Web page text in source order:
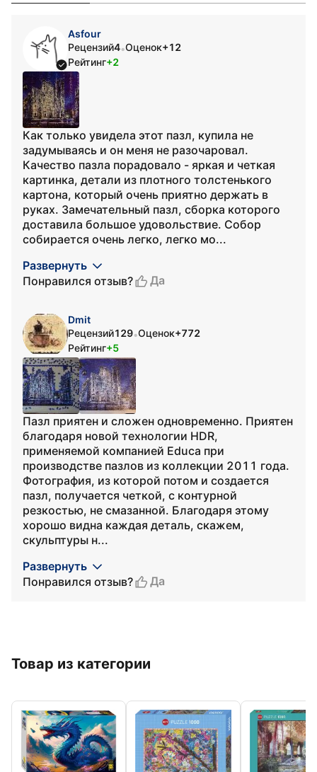
Asfour
Рецензий4•Оценок+12
Рейтинг+2
Как только увидела этот пазл, купила не
задумываясь и он меня не разочаровал.
Качество пазла порадовало - яркая и четкая
картинка, детали из плотного толстенького
картона, который очень приятно держать в
руках. Замечательный пазл, сборка которого
доставила большое удовольствие. Собор
собирается очень легко, легко мо...
Развернуть
Понравился отзыв?
Да
Dmit
Рецензий129•Оценок+772
Рейтинг+5
Пазл приятен и сложен одновременно. Приятен
благодаря новой технологии HDR,
применяемой компанией Educa при
производстве пазлов из коллекции 2011 года.
Фотография, из которой потом и создается
пазл, получается четкой, с контурной
резкостью, не смазанной. Благодаря этому
хорошо видна каждая деталь, скажем,
скульптуры н...
Развернуть
Понравился отзыв?
Да
Товар из категории